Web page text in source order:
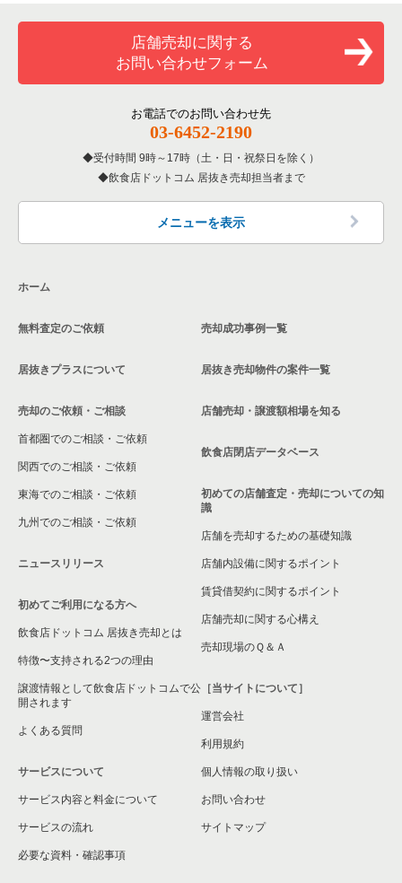
洋食の居抜き売却物件の案件一覧
その他の居抜き売却物件の案件一覧
川崎市幸区の飲食店の居抜き売却物件の案件一覧
厚木市の飲食店の居抜き売却物件の案件一覧
中郡の飲食店の居抜き売却物件の案件一覧
三浦郡の飲食店の居抜き売却物件の案件一覧
茅ヶ崎市の飲食店の居抜き売却物件の案件一覧
川崎市麻生区の飲食店の居抜き売却物件の案件一覧
相模原市中央区の飲食店の居抜き売却物件の案件一覧
横浜市保土ケ谷区の飲食店の居抜き売却物件の案件一覧
横浜市旭区の飲食店の居抜き売却物件の案件一覧
横浜市緑区の飲食店の居抜き売却物件の案件一覧
平塚市の飲食店の居抜き売却物件の案件一覧
横浜市港南区の飲食店の居抜き売却物件の案件一覧
横須賀市の飲食店の居抜き売却物件の案件一覧
三浦市の飲食店の居抜き売却物件の案件一覧
藤沢市の飲食店の居抜き売却物件の案件一覧
横浜市栄区の飲食店の居抜き売却物件の案件一覧
神奈川県のバーの居抜き売却物件の案件一覧
神奈川県の居酒屋・ダイニングバーの居抜き売却物件の案件一
神奈川県の専門料理の居抜き売却物件の案件一覧
神奈川県の和食の居抜き売却物件の案件一覧
神奈川県の洋食の居抜き売却物件の案件一覧
店舗売却に関する
お問い合わせフォーム
お電話でのお問い合わせ先
03-6452-2190
受付時間 9時～17時（土・日・祝祭日を除く）
飲食店ドットコム 居抜き売却担当者まで
メニューを表示
ホーム
無料査定のご依頼
居抜きプラスについて
売却のご依頼・ご相談
首都圏でのご相談・ご依頼
関西でのご相談・ご依頼
東海でのご相談・ご依頼
九州でのご相談・ご依頼
ニュースリリース
初めてご利用になる方へ
飲食店ドットコム 居抜き売却とは
特徴〜支持される2つの理由
譲渡情報として飲食店ドットコムで公
開されます
よくある質問
サービスについて
サービス内容と料金について
サービスの流れ
必要な資料・確認事項
売却成功事例一覧
居抜き売却物件の案件一覧
店舗売却・譲渡額相場を知る
飲食店閉店データベース
初めての店舗査定・売却についての知
識
店舗を売却するための基礎知識
店舗内設備に関するポイント
賃貸借契約に関するポイント
店舗売却に関する心構え
売却現場のＱ＆Ａ
［当サイトについて］
運営会社
利用規約
個人情報の取り扱い
お問い合わせ
サイトマップ